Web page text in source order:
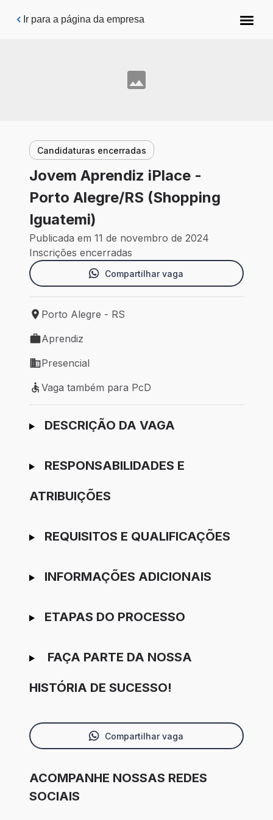
Pular para o conteúdo principal
Ir para a página da empresa
Candidaturas encerradas
Jovem Aprendiz iPlace -
Porto Alegre/RS (Shopping
Iguatemi)
Publicada em 11 de novembro de 2024
Inscrições encerradas
Compartilhar vaga
Local de trabalho: Porto Alegre - RS
Porto Alegre - RS
Tipo de vaga: Aprendiz
Aprendiz
Modelo de trabalho: Presencial
Presencial
Vaga também para PcD
Vaga também para PcD
Ir para candidatura
DESCRIÇÃO DA VAGA
RESPONSABILIDADES E
ATRIBUIÇÕES
REQUISITOS E QUALIFICAÇÕES
INFORMAÇÕES ADICIONAIS
ETAPAS DO PROCESSO
FAÇA PARTE DA NOSSA
HISTÓRIA DE SUCESSO!
Compartilhar vaga
ACOMPANHE NOSSAS REDES
SOCIAIS